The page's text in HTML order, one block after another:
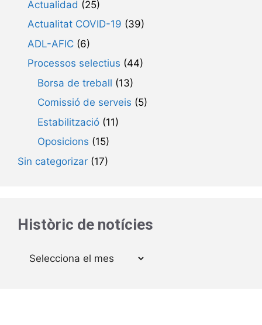
Actualidad (25)
Actualitat COVID-19 (39)
ADL-AFIC (6)
Processos selectius (44)
Borsa de treball (13)
Comissió de serveis (5)
Estabilització (11)
Oposicions (15)
Sin categorizar (17)
Històric de notícies
Arxius